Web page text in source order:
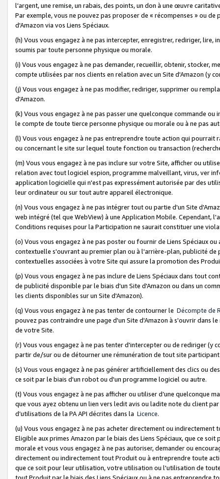
l'argent, une remise, un rabais, des points, un don à une œuvre
Par exemple, vous ne pouvez pas proposer de « récompenses » ou
d'Amazon via vos Liens Spéciaux.
(h) Vous vous engagez à ne pas intercepter, enregistrer, rediriger,
soumis par toute personne physique ou morale.
(i) Vous vous engagez à ne pas demander, recueillir, obtenir, stocker,
compte utilisées par nos clients en relation avec un Site d'Amazon (y
(j) Vous vous engagez à ne pas modifier, rediriger, supprimer ou
d'Amazon.
(k) Vous vous engagez à ne pas passer une quelconque commande
le compte de toute tierce personne physique ou morale ou à ne pas
(l) Vous vous engagez à ne pas entreprendre toute action qui
ou concernant le site sur lequel toute fonction ou transaction
(m) Vous vous engagez à ne pas inclure sur votre Site, afficher ou
relation avec tout logiciel espion, programme malveillant, virus, ver
application logicielle qui n'est pas expressément autorisée par des
leur ordinateur ou sur tout autre appareil électronique.
(n) Vous vous engagez à ne pas intégrer tout ou partie d'un Site
web intégré (tel que WebView) à une Application Mobile. Cependant,
Conditions requises pour la Participation ne saurait constituer une
(o) Vous vous engagez à ne pas poster ou fournir de Liens Spéciaux
contextuelle s'ouvrant au premier plan ou à l'arrière-plan, publicité
contextuelles associées à votre Site qui assure la promotion des
(p) Vous vous engagez à ne pas inclure de Liens Spéciaux dans tout
de publicité disponible par le biais d'un Site d'Amazon ou dans un
les clients disponibles sur un Site d'Amazon).
(q) Vous vous engagez à ne pas tenter de contourner le Décompte de
pouvez pas contraindre une page d'un Site d'Amazon à s'ouvrir dans
de votre Site.
(r) Vous vous engagez à ne pas tenter d'intercepter ou de rediriger
partir de/sur ou de détourner une rémunération de tout site
(s) Vous vous engagez à ne pas générer artificiellement des clics ou
ce soit par le biais d'un robot ou d'un programme logiciel ou autre.
(t) Vous vous engagez à ne pas afficher ou utiliser d’une quelconque
que vous ayez obtenu un lien vers ledit avis ou ladite note du client
d’utilisations de la PA API décrites dans la Licence.
(u) Vous vous engagez à ne pas acheter directement ou
Eligible aux primes Amazon par le biais des Liens Spéciaux, que ce
morale et vous vous engagez à ne pas autoriser, demander ou
directement ou indirectement tout Produit ou à entreprendre toute
que ce soit pour leur utilisation, votre utilisation ou l'utilisation de
tout Produit par le biais des Liens Spéciaux ou à ne pas entreprendre